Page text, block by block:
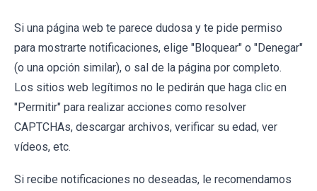
Si una página web te parece dudosa y te pide permiso
para mostrarte notificaciones, elige "Bloquear" o "Denegar"
(o una opción similar), o sal de la página por completo.
Los sitios web legítimos no le pedirán que haga clic en
"Permitir" para realizar acciones como resolver
CAPTCHAs, descargar archivos, verificar su edad, ver
vídeos, etc.
Si recibe notificaciones no deseadas, le recomendamos